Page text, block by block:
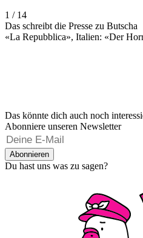
1 / 14
Das schreibt die Presse zu Butscha
«La Repubblica», Italien: «Der
Das könnte dich auch noch
Abonniere unseren Newsletter
Abonnieren
Du hast uns was zu sagen?